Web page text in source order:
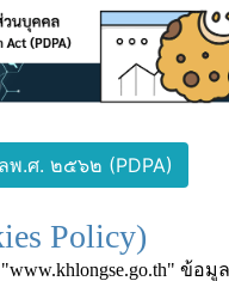
.ศ. ๒๕๖๒ (PDPA)
Policy)
ข้อมูล